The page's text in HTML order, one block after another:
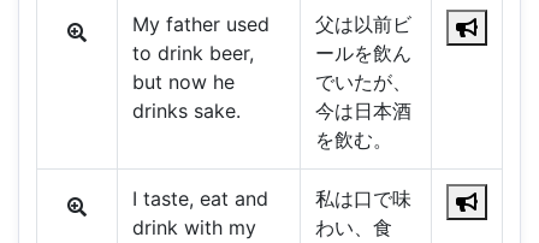
My father used
to drink beer,
but now he
drinks sake.
父は以前ビ
ールを飲ん
でいたが、
今は日本酒
を飲む。
I taste, eat and
drink with my
私は口で味
わい、食